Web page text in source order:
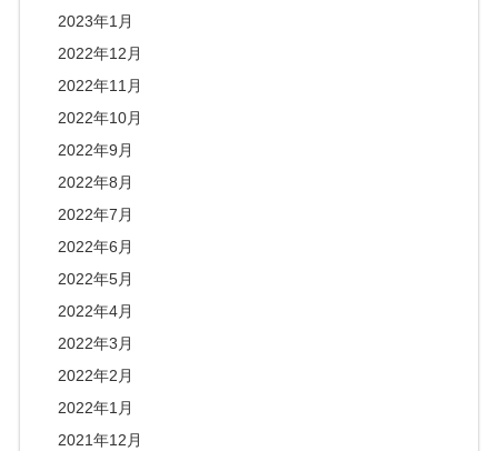
2023年1月
2022年12月
2022年11月
2022年10月
2022年9月
2022年8月
2022年7月
2022年6月
2022年5月
2022年4月
2022年3月
2022年2月
2022年1月
2021年12月